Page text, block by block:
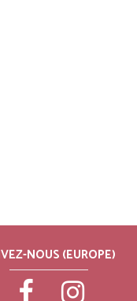
NOUS (EUROPE)